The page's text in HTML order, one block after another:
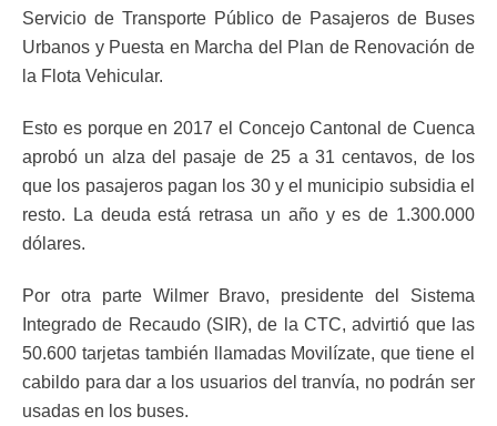
Servicio de Transporte Público de Pasajeros de Buses
Urbanos y Puesta en Marcha del Plan de Renovación de
la Flota Vehicular.
Esto es porque en 2017 el Concejo Cantonal de Cuenca
aprobó un alza del pasaje de 25 a 31 centavos, de los
que los pasajeros pagan los 30 y el municipio subsidia el
resto. La deuda está retrasa un año y es de 1.300.000
dólares.
Por otra parte Wilmer Bravo, presidente del Sistema
Integrado de Recaudo (SIR), de la CTC, advirtió que las
50.600 tarjetas también llamadas Movilízate, que tiene el
cabildo para dar a los usuarios del tranvía, no podrán ser
usadas en los buses.